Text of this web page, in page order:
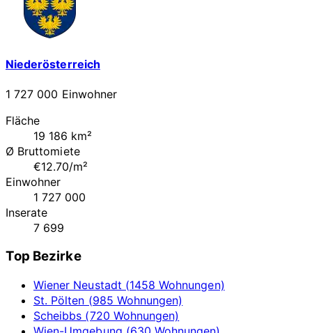
Niederösterreich
1 727 000 Einwohner
Fläche
19 186 km²
Ø Bruttomiete
€12.70/m²
Einwohner
1 727 000
Inserate
7 699
Top Bezirke
Wiener Neustadt (1458 Wohnungen)
St. Pölten (985 Wohnungen)
Scheibbs (720 Wohnungen)